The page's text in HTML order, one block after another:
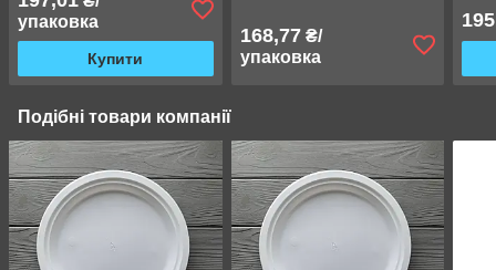
упаковка
Купити
168,77₴/
упаковка
195
Подібні товари компанії